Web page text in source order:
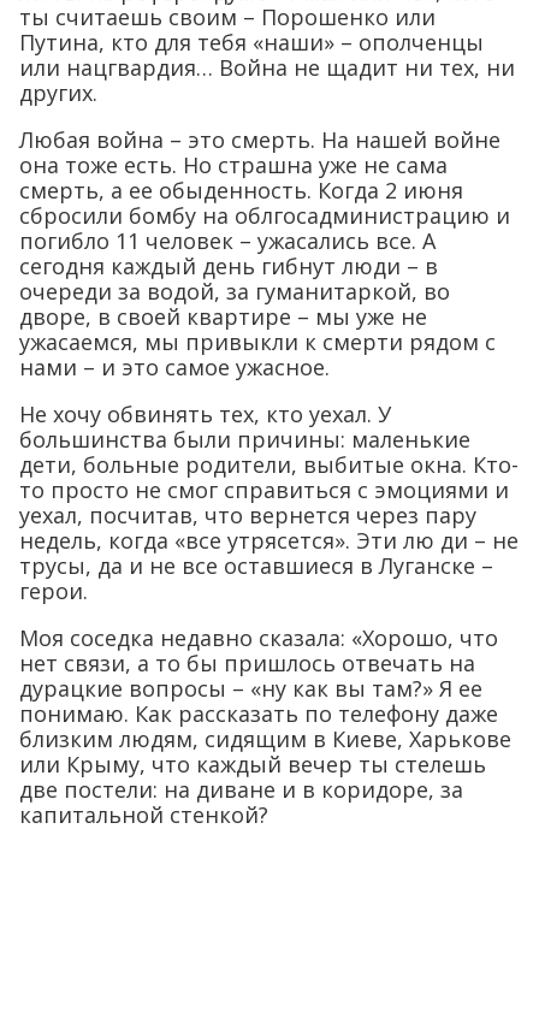
ты считаешь своим – Порошенко или
Путина, кто для тебя «наши» – ополченцы
или нацгвардия… Война не щадит ни тех, ни
других.
Любая война – это смерть. На нашей войне
она тоже есть. Но страшна уже не сама
смерть, а ее обыденность. Когда 2 июня
сбросили бомбу на облгосадминистрацию и
погибло 11 человек – ужасались все. А
сегодня каждый день гибнут люди – в
очереди за водой, за гуманитаркой, во
дворе, в своей квартире – мы уже не
ужасаемся, мы привыкли к смерти рядом с
нами – и это самое ужасное.
Не хочу обвинять тех, кто уехал. У
большинства были причины: маленькие
дети, больные родители, выбитые окна. Кто-
то просто не смог справиться с эмоциями и
уехал, посчитав, что вернется через пару
недель, когда «все утрясется». Эти лю ди – не
трусы, да и не все оставшиеся в Луганске –
герои.
Моя соседка недавно сказала: «Хорошо, что
нет связи, а то бы пришлось отвечать на
дурацкие вопросы – «ну как вы там?» Я ее
понимаю. Как рассказать по телефону даже
близким людям, сидящим в Киеве, Харькове
или Крыму, что каждый вечер ты стелешь
две постели: на диване и в коридоре, за
капитальной стенкой?